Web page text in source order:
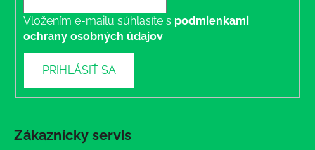
Vložením e-mailu súhlasíte s podmienkami
ochrany osobných údajov
PRIHLÁSIŤ SA
Zákaznícky servis